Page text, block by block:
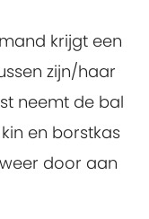
krijgt een
zijn/haar
neemt de bal
en borstkas
door aan